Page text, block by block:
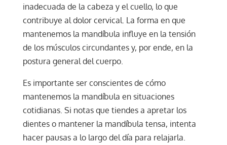
inadecuada de la cabeza y el cuello, lo que
contribuye al dolor cervical. La forma en que
mantenemos la mandíbula influye en la tensión
de los músculos circundantes y, por ende, en la
postura general del cuerpo.
Es importante ser conscientes de cómo
mantenemos la mandíbula en situaciones
cotidianas. Si notas que tiendes a apretar los
dientes o mantener la mandíbula tensa, intenta
hacer pausas a lo largo del día para relajarla.